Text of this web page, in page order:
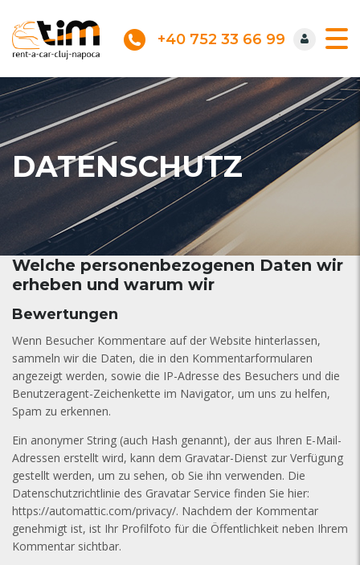
+40 752 33 66 99
DATENSCHUTZ
Welche personenbezogenen Daten wir
erheben und warum wir
Bewertungen
Wenn Besucher Kommentare auf der Website hinterlassen,
sammeln wir die Daten, die in den Kommentarformularen
angezeigt werden, sowie die IP-Adresse des Besuchers und die
Benutzeragent-Zeichenkette im Navigator, um uns zu helfen,
Spam zu erkennen.
Ein anonymer String (auch Hash genannt), der aus Ihren E-Mail-
Adressen erstellt wird, kann dem Gravatar-Dienst zur Verfügung
gestellt werden, um zu sehen, ob Sie ihn verwenden. Die
Datenschutzrichtlinie des Gravatar Service finden Sie hier:
https://automattic.com/privacy/. Nachdem der Kommentar
genehmigt ist, ist Ihr Profilfoto für die Öffentlichkeit neben Ihrem
Kommentar sichtbar.